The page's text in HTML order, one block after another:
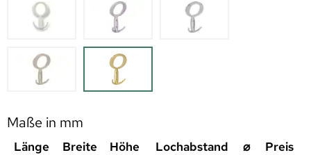
Maße in mm
Länge Breite Höhe Lochabstand ⌀
Preis